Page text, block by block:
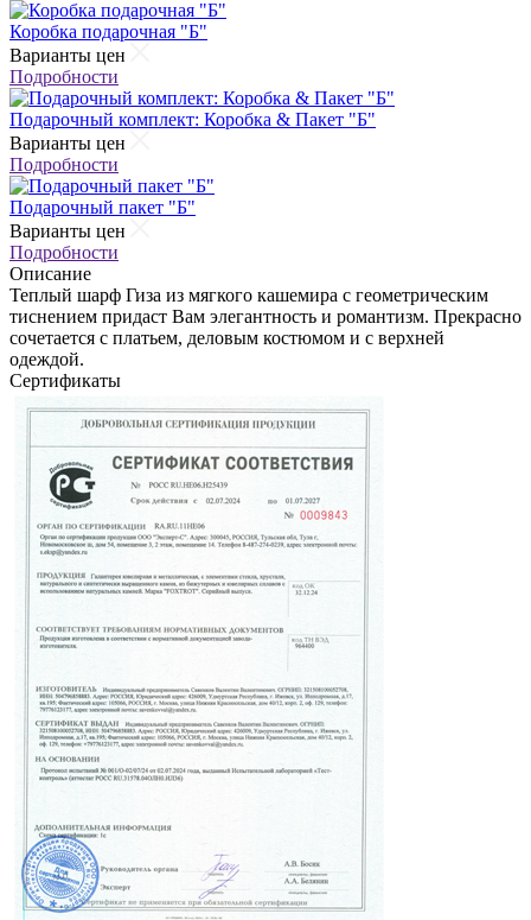
Коробка подарочная "Б"
Варианты цен
Подробности
Подарочный комплект: Коробка & Пакет "Б"
Варианты цен
Подробности
Подарочный пакет "Б"
Варианты цен
Подробности
Описание
Теплый шарф Гиза из мягкого кашемира c геометрическим
тиснением придаст Вам элегантность и романтизм. Прекрасно
сочетается с платьем, деловым костюмом и с верхней
одеждой.
Сертификаты